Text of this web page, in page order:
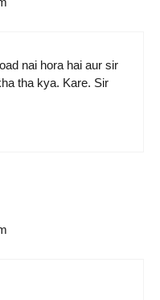
nai hora hai aur sir
tha kya. Kare. Sir